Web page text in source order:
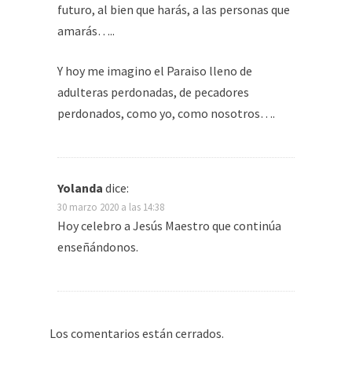
futuro, al bien que harás, a las personas que
amarás…..
Y hoy me imagino el Paraiso lleno de
adulteras perdonadas, de pecadores
perdonados, como yo, como nosotros….
Yolanda dice:
30 marzo 2020 a las 14:38
Hoy celebro a Jesús Maestro que continúa
enseñándonos.
Los comentarios están cerrados.